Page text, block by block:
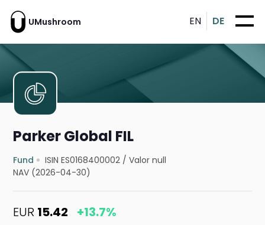
UMushroom EN DE
Parker Global FIL
Fund ISIN ES0168400002 /Valor null
NAV (2026-04-30)
EUR 15.42 +13.7%